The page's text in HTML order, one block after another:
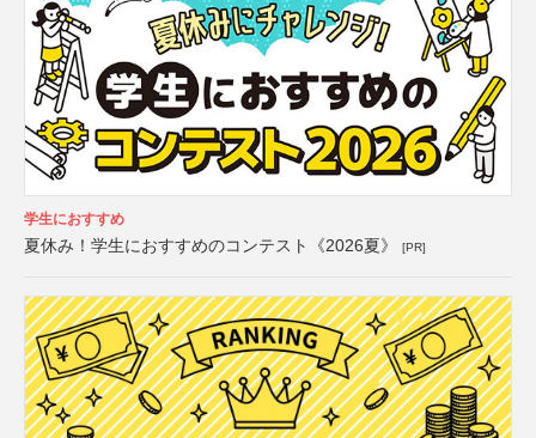
学生におすすめ
夏休み！学生におすすめのコンテスト《2026夏》 [PR]